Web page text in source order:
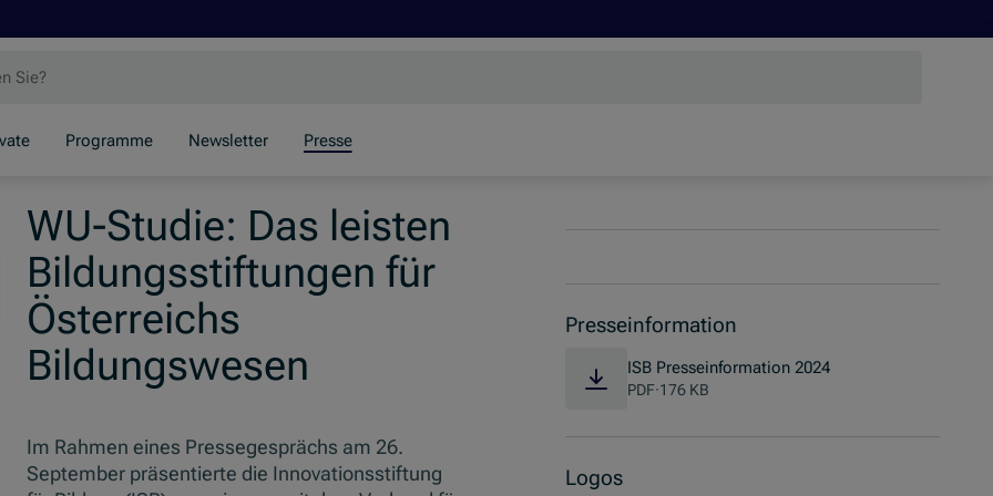
Programme Newsletter Presse
WU-Studie: Das leisten
Bildungsstiftungen für
Österreichs
Bildungswesen
Im Rahmen eines Pressegesprächs am 26.
September präsentierte die Innovationsstiftung
Presseinformation
ISB Presseinformation 2024(Öffnet in neuem
PDF·176 KB
Logos